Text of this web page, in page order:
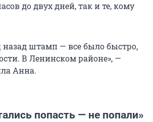
до двух дней, так и те, кому
назад штамп — все было быстро,
В Ленинском районе», —
Анна.
попасть — не попали»